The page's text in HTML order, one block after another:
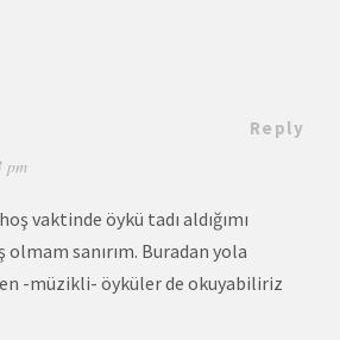
pm
Reply
vaktinde öykü tadı aldığımı
sanırım. Buradan yola
-müzikli- öyküler de okuyabiliriz